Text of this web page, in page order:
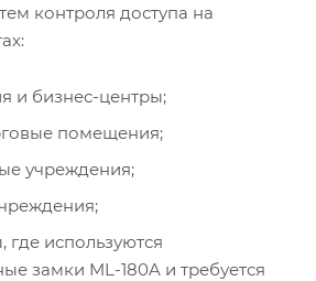
контроля доступа на
и бизнес-центры;
помещения;
учреждения;
используются
замки ML-180A и требуется